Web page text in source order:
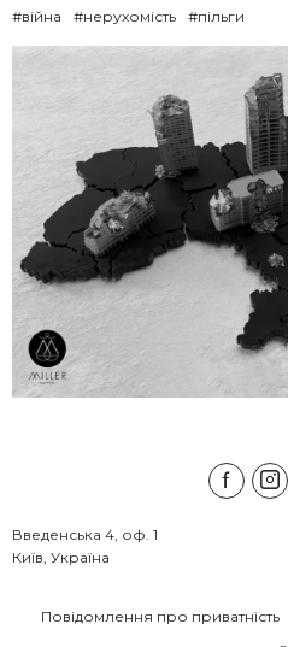
#війна #нерухомість #пільги
Введенська 4, оф. 1
Київ, Україна
Повідомлення про приватність